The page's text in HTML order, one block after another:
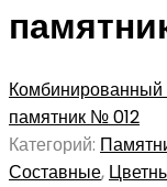
памятник № 012
Категорий:
Составные,